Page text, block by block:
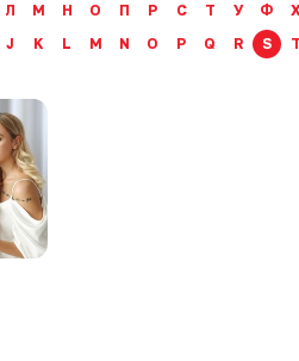
Л М Н О П Р С Т У Ф
J K L M N O P Q R S